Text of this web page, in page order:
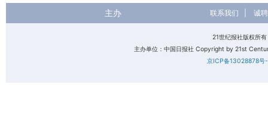
主办 联系我们 诚
21世纪报社版权所
主办单位：中国日报社 Copyright by 21st
京ICP备13028878号